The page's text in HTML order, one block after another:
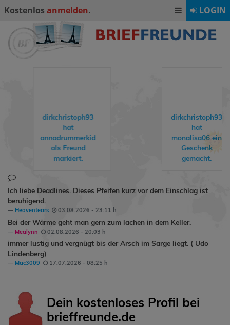
Kostenlos anmelden. LOGIN
dirkchristoph93
hat
annadrummerkid
als Freund
markiert.
dirkchristoph93
hat
monalisa06 ein
Geschenk
gemacht.
Ich liebe Deadlines. Dieses Pfeifen kurz vor dem Einschlag ist
beruhigend.
Heaventears 03.08.2026 - 23:11 h
Bei der Wärme geht man gern zum lachen in dem Keller.
Mealynn 02.08.2026 - 20:03 h
immer lustig und vergnügt bis der Arsch im Sarge liegt. ( Udo
Lindenberg)
Mac3009 17.07.2026 - 08:25 h
Dein kostenloses Profil bei
brieffreunde.de